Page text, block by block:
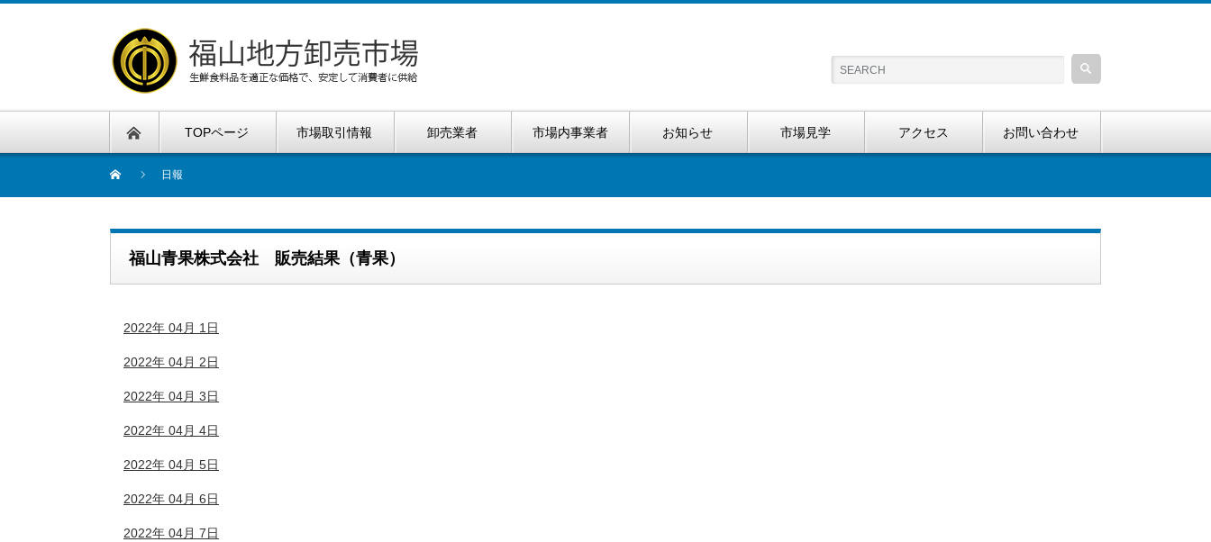
TOPページ 市場取引情報 卸売業者 市場内事業者 お知らせ 市場見学 アクセス お問い合わせ
日報
福山青果株式会社 販売結果（青果）
2022年 04月 1日
2022年 04月 2日
2022年 04月 3日
2022年 04月 4日
2022年 04月 5日
2022年 04月 6日
2022年 04月 7日